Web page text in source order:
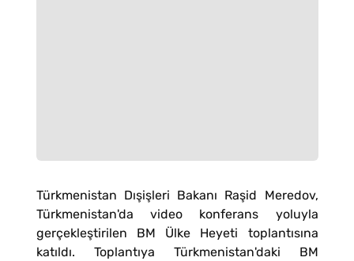
Türkmenistan Dışişleri Bakanı Raşid Meredov,
Türkmenistan'da video konferans yoluyla
gerçekleştirilen BM Ülke Heyeti toplantısına
katıldı. Toplantıya Türkmenistan'daki BM